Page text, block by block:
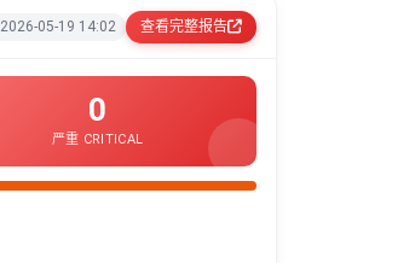
2026-05-19 14:02 查看完整报告
0
严重 CRITICAL